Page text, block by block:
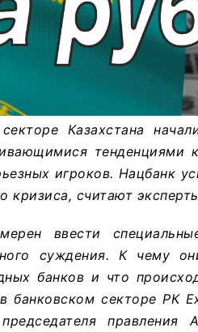
Казахстана
тенденциями
игроков. Нацбанк
кризиса, считают
ввести
суждения. К чему
банков и что
банковском секторе РК